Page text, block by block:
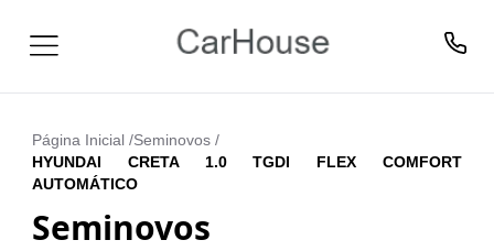
Página Inicial /Seminovos /
HYUNDAI CRETA 1.0 TGDI FLEX COMFORT
AUTOMÁTICO
Seminovos